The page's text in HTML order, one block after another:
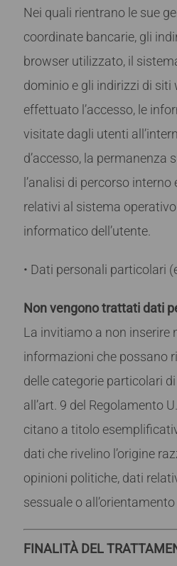
Nei quali rientrano le sue
coordinate bancarie, gli
browser utilizzato, il
dominio e gli indirizzi di siti
effettuato l’accesso, le
visitate dagli utenti
d’accesso, la permanenza
l’analisi di percorso
relativi al sistema operativo
informatico dell’utente.
• Dati personali particolari
Non vengono trattati dati
La invitiamo a non inserire
informazioni che possano
delle categorie particolari
all’art. 9 del Regolamento
citano a titolo
dati che rivelino l’origine
opinioni politiche, dati
sessuale o
FINALITÀ DEL